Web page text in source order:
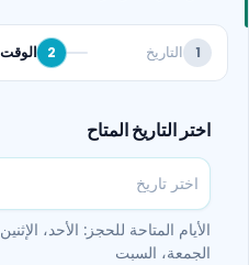
1 التاريخ 2 الوقت
اختر التاريخ المتاح
الأيام المتاحة للحجز: الأحد،
الجمعة، السبت